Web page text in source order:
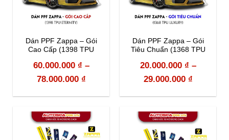
Dán PPF Zappa – Gói
Cao Cấp (1398 TPU
60.000.000 ₫ –
78.000.000 ₫
Dán PPF Zappa – Gói
Tiêu Chuẩn (1368 TPU
20.000.000 ₫ –
29.000.000 ₫